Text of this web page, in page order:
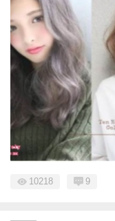
10218 9